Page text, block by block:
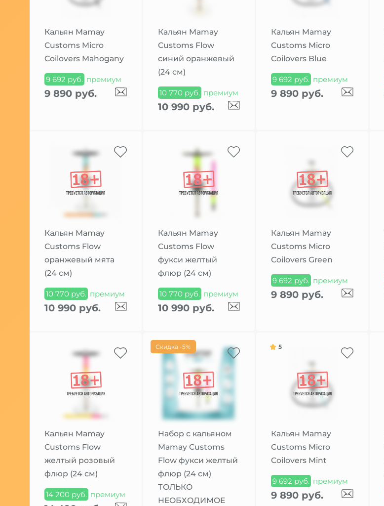
Кальян Mamay
Customs Micro
Coilovers Mahogany
9 692 руб. премиум
9 890 руб.
Кальян Mamay
Customs Flow
синий оранжевый
(24 см)
10 770 руб. премиум
10 990 руб.
Кальян Mamay
Customs Micro
Coilovers Blue
9 692 руб. премиум
9 890 руб.
Кальян Mamay
Customs Flow
оранжевый мята
(24 см)
10 770 руб. премиум
10 990 руб.
Кальян Mamay
Customs Flow
фукси желтый
флюр (24 см)
10 770 руб. премиум
10 990 руб.
Кальян Mamay
Customs Micro
Coilovers Green
9 692 руб. премиум
9 890 руб.
Кальян Mamay
Customs Flow
желтый розовый
флюр (24 см)
14 200 руб. премиум
Скидка -5%
Набор с кальяном
Mamay Customs
Flow фукси желтый
флюр (24 см)
ТОЛЬКО
НЕОБХОДИМОЕ
5
Кальян Mamay
Customs Micro
Coilovers Mint
9 692 руб. премиум
9 890 руб.